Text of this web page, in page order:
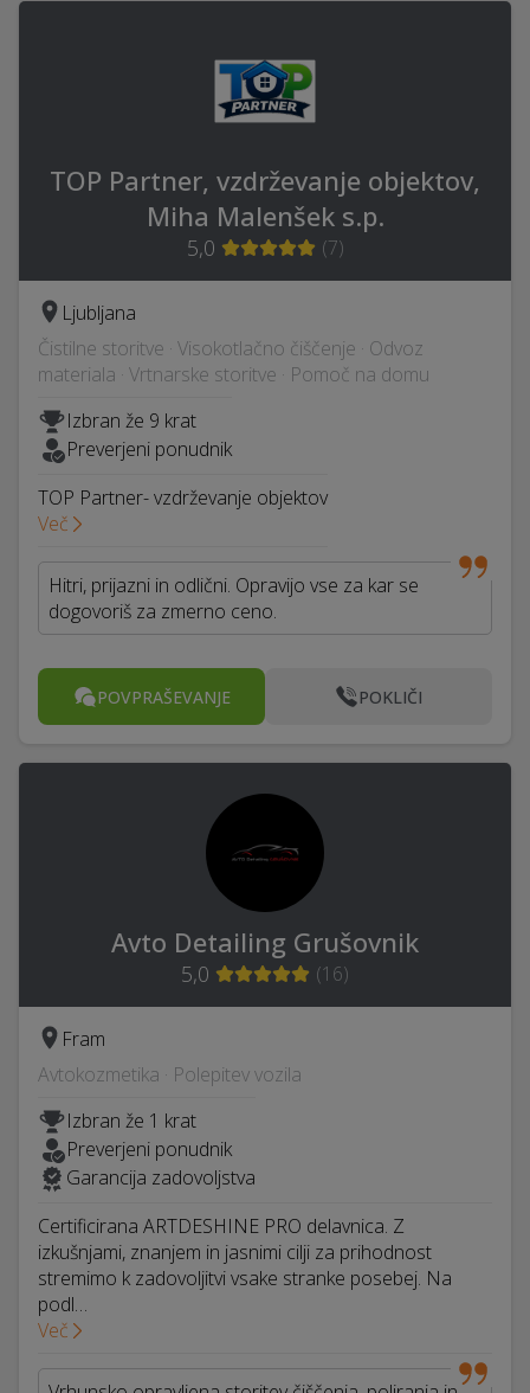
TOP Partner, vzdrževanje objektov,
Miha Malenšek s.p.
5,0 (7)
Ljubljana
Čistilne storitve · Visokotlačno čiščenje · Odvoz
materiala · Vrtnarske storitve · Pomoč na domu
Izbran že 9 krat
Preverjeni ponudnik
TOP Partner- vzdrževanje objektov
Več
Hitri, prijazni in odlični. Opravijo vse za kar se
dogovoriš za zmerno ceno.
POVPRAŠEVANJE POKLIČI
Avto Detailing Grušovnik
5,0 (16)
Fram
Avtokozmetika · Polepitev vozila
Izbran že 1 krat
Preverjeni ponudnik
Garancija zadovoljstva
Certificirana ARTDESHINE PRO delavnica. Z
izkušnjami, znanjem in jasnimi cilji za prihodnost
stremimo k zadovoljitvi vsake stranke posebej. Na
podl…
Več